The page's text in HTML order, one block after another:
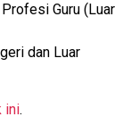
Guru (Luar
dan Luar
ini.